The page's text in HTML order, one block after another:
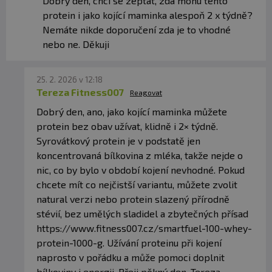
laktáza, lipáza a celuláza), sladidlá sukralóza a glykozidy
stevioluMôže obsahovať stopy sóje.
Príchuť cookies & cream:
koncentrát (obsahuje slnečnicový lecitín a
lecitín), aróma, bezlepková pšeničná vláknina
stabilizátory akáciová a xantánová guma,
protihrudkujúca látka oxid kremičitý, chlorid sodný, zmes
tráviacich enzýmov Digezyme® (amyláza, proteáza,
laktáza, lipáza a celuláza), sladidlá sukralóza a glykozidy
steviolu.môže obsahovať stopy sóje.
Príchuť čokoládového koláčika: 65 %
srvátkový
proteínový koncentrát(obsahuje slnečnicový lecitín a
protihrudkujúcu látku fosforečnan vápenatý), 24 %
srvátkový proteínový izolát(obsahuje slnečnicový
lecitín), kakao,
bezlepková pšeničná vláknina
stabilizátory akáciová a xantánová guma, aróma,
protihrudkujúca látka oxid kremičitý, chlorid sodný, zmes
tráviacich enzýmov Digezyme® (amyláza, proteáza,
laktáza, lipáza a celuláza), sladidlá sukralóza a glykozidy
steviolu.môže obsahovať stopy sóje.
protein i jako kojící maminka alespoň 2 x týdně?
Nemáte nikde doporučení zda je to vhodné
nebo ne. Děkuji
25. 2. 2026 v 12:18
Tereza Fitness007 Reagovat
Dobrý den, ano, jako kojící maminka můžete
protein bez obav užívat, klidně i 2× týdně.
Syrovátkový protein je v podstatě jen
koncentrovaná bílkovina z mléka, takže nejde o
nic, co by bylo v období kojení nevhodné. Pokud
chcete mít co nejčistší variantu, můžete zvolit
natural verzi nebo protein slazený přírodně
stévií, bez umělých sladidel a zbytečných přísad
https://www.fitness007.cz/smartfuel-100-whey-
protein-1000-g. Užívání proteinu při kojení
naprosto v pořádku a může pomoci doplnit